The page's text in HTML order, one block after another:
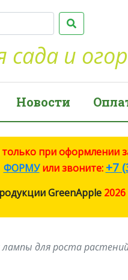
сада и
Новости
при оформлении
ФОРМУили звоните: +7
GreenApple 2026
лампы для роста